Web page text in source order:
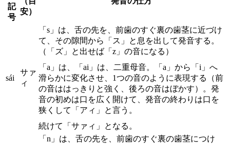
記
号
安）
sái
サァ
ィ
「s」は、舌の先を、前歯のすぐ裏の歯茎に近づけ
て、その隙間から「ス」と息を出して発音する。
（「ズ」と出せば「z」の音になる）
「a」は、「ai」は、二重母音。「a」から「i」へ
滑らかに変化させ、1つの音のように表現する（前
の音ははっきりと強く、後ろの音はぼかす）。発
音の初めは口を広く開けて、発音の終わりは口を
狭くして「アィ」と言う。
続けて「サァィ」となる。
「n」は、舌の先を、前歯のすぐ裏の歯茎につけ